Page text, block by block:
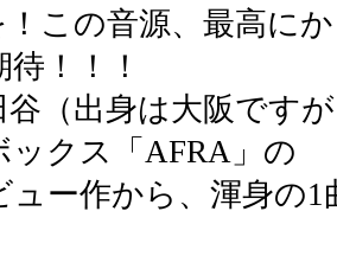
！この音源、最高に
！！！
谷（出身は大阪です
ックス「AFRA」の
ュー作から、渾身の